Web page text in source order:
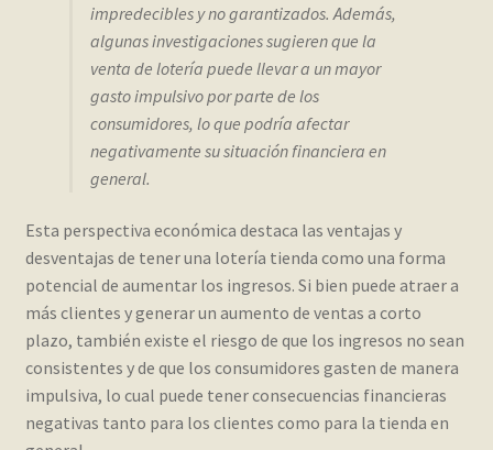
Mi cuenta
My account
Página de ejemplo
Privacy Policy
Sample Page
Shop
Tienda
Wishlist
impredecibles y no garantizados. Además,
algunas investigaciones sugieren que la
venta de lotería puede llevar a un mayor
gasto impulsivo por parte de los
consumidores, lo que podría afectar
negativamente su situación financiera en
general.
Esta perspectiva económica destaca las ventajas y
desventajas de tener una lotería tienda como una forma
potencial de aumentar los ingresos. Si bien puede atraer a
más clientes y generar un aumento de ventas a corto
plazo, también existe el riesgo de que los ingresos no sean
consistentes y de que los consumidores gasten de manera
impulsiva, lo cual puede tener consecuencias financieras
negativas tanto para los clientes como para la tienda en